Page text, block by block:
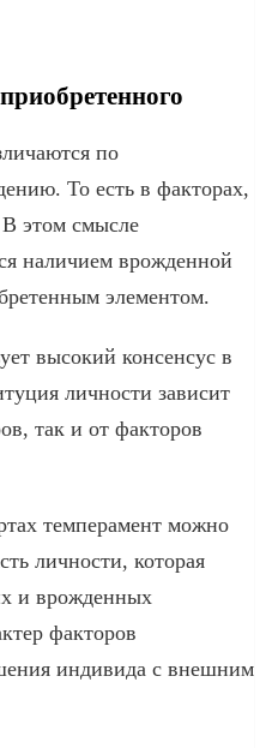
по
То есть в факторах,
этом смысле
наличием врожденной
элементом.
высокий консенсус в
личности зависит
так и от факторов
темперамент можно
личности, которая
и врожденных
факторов
индивида с внешним